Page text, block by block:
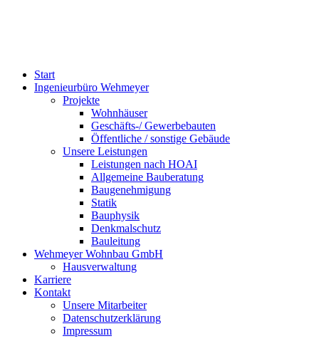
Start
Ingenieurbüro Wehmeyer
Projekte
Wohnhäuser
Geschäfts-/ Gewerbebauten
Öffentliche / sonstige Gebäude
Unsere Leistungen
Leistungen nach HOAI
Allgemeine Bauberatung
Baugenehmigung
Statik
Bauphysik
Denkmalschutz
Bauleitung
Wehmeyer Wohnbau GmbH
Hausverwaltung
Karriere
Kontakt
Unsere Mitarbeiter
Datenschutzerklärung
Impressum